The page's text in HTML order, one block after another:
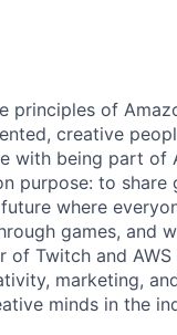
principles of
creative
with being part of
purpose: to
where
games, and
of Twitch and
marketing,
minds in the